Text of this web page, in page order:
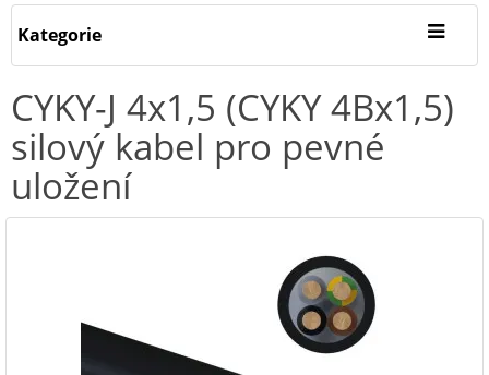
Kategorie
CYKY-J 4x1,5 (CYKY 4Bx1,5)
silový kabel pro pevné
uložení